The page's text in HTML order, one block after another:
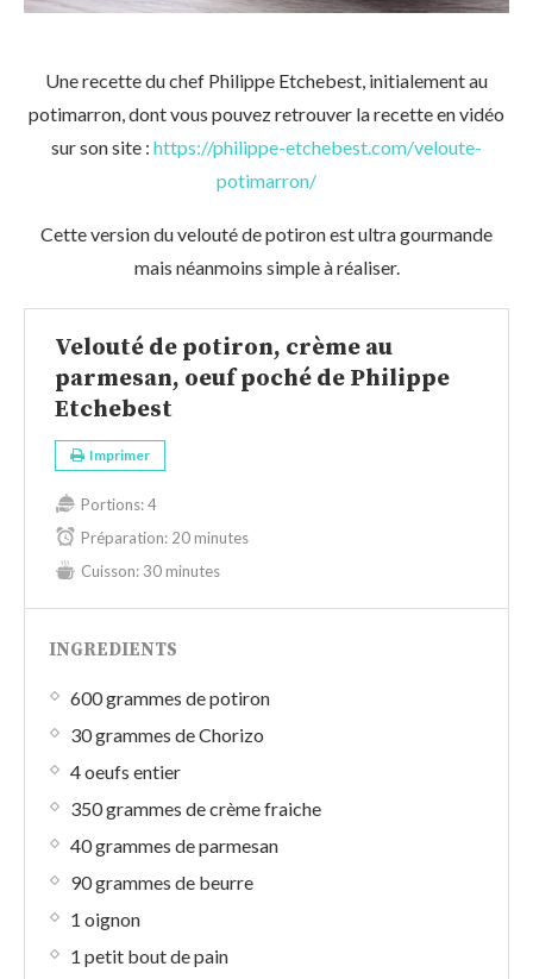
Une recette du chef Philippe Etchebest, initialement au
potimarron, dont vous pouvez retrouver la recette en vidéo
sur son site : https://philippe-etchebest.com/veloute-
potimarron/
Cette version du velouté de potiron est ultra gourmande
mais néanmoins simple à réaliser.
Velouté de potiron, crème au
parmesan, oeuf poché de Philippe
Etchebest
Imprimer
Portions:4
Préparation: 20 minutes
Cuisson: 30 minutes
INGREDIENTS
600 grammes de potiron
30 grammes de Chorizo
4 oeufs entier
350 grammes de crème fraiche
40 grammes de parmesan
90 grammes de beurre
1 oignon
1 petit bout de pain